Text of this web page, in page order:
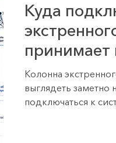
Куда
принимает
Колонна
выглядеть заметно
подключаться к